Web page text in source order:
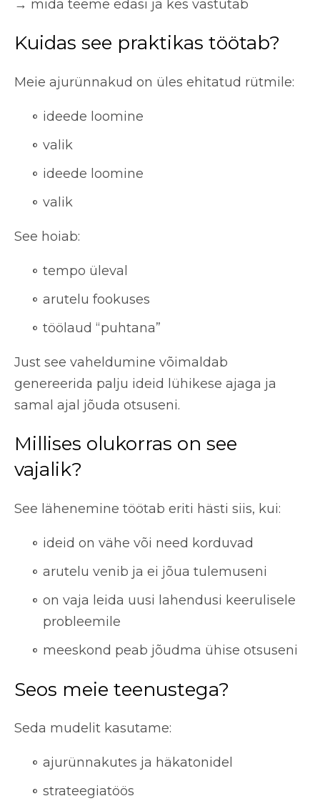
→ mida teeme edasi ja kes vastutab
Kuidas see praktikas töötab?
Meie ajurünnakud on üles ehitatud rütmile:
ideede loomine
valik
ideede loomine
valik
See hoiab:
tempo üleval
arutelu fookuses
töölaud “puhtana”
Just see vaheldumine võimaldab
genereerida palju ideid lühikese ajaga ja
samal ajal jõuda otsuseni.
Millises olukorras on see
vajalik?
See lähenemine töötab eriti hästi siis, kui:
ideid on vähe või need korduvad
arutelu venib ja ei jõua tulemuseni
on vaja leida uusi lahendusi keerulisele
probleemile
meeskond peab jõudma ühise otsuseni
Seos meie teenustega?
Seda mudelit kasutame:
ajurünnakutes ja häkatonidel
strateegiatöös